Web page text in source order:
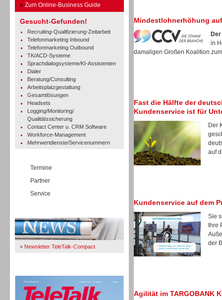
» Zum Online-Business Guide
Gesucht-Gefunden!
Recruiting-Qualifizierung-Zeitarbeit
Telefonmarketing Inbound
Telefonmarketing Outbound
TK/ACD-Systeme
Sprachdialogsysteme/KI-Assistenten
Dialer
Beratung/Consulting
Arbeitsplatzgestaltung
Gesamtlösungen
Headsets
Logging/Monitoring/
Qualitätssicherung
Contact Center u. CRM Software
Workforce-Management
Mehrwertdienste/Servicenummern
Termine
Partner
Service
» Newsletter TeleTalk-Compact
Mindestlohnerhöhung
in
damaligen Großen Koalition
Fast die Hälfte der
Kundenservice ist für
Der
auf
Kundenservice auf dem
Sie
Ihre
der
Agilität im TARGOBANK